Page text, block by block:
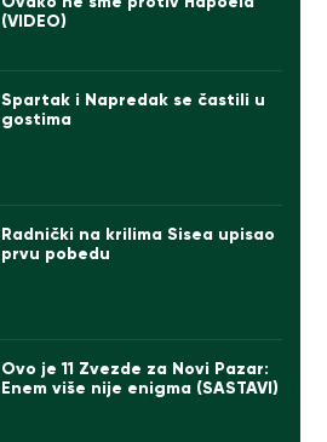
(VIDEO)
Spartak i Napredak se častili u
gostima
Radnički na krilima Sisea upisao
prvu pobedu
Ovo je 11 Zvezde za Novi Pazar:
Enem više nije enigma (SASTAVI)